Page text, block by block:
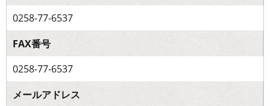
0258-77-6537
FAX番号
0258-77-6537
メールアドレス